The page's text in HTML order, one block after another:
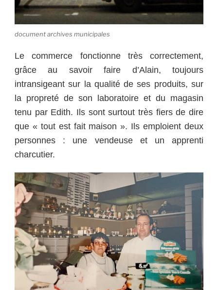
document archives municipales
Le commerce fonctionne très correctement,
grâce au savoir faire d’Alain, toujours
intransigeant sur la qualité de ses produits, sur
la propreté de son laboratoire et du magasin
tenu par Edith. Ils sont surtout très fiers de dire
que « tout est fait maison ». Ils emploient deux
personnes : une vendeuse et un apprenti
charcutier.